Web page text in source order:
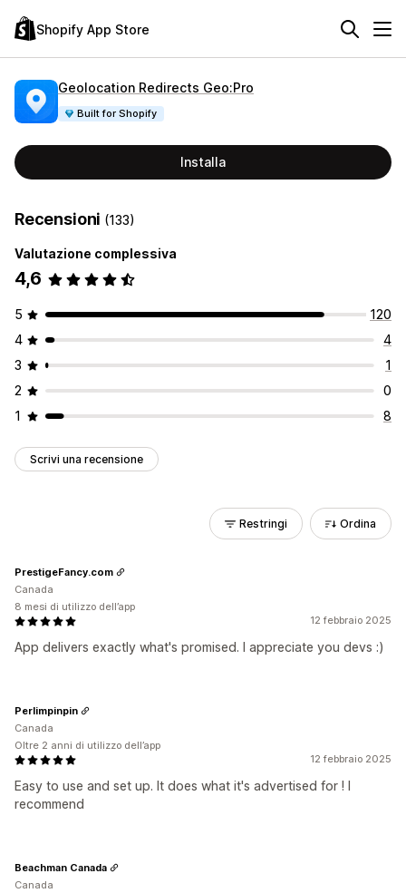
Shopify App Store
Geolocation Redirects Geo:Pro
Built for Shopify
Installa
Recensioni (133)
Valutazione complessiva
4,6
5
120
4
4
3
1
2
0
1
8
Scrivi una recensione
Restringi Ordina
12 febbraio 2025
App delivers exactly what's promised. I appreciate you devs :)
PrestigeFancy.com
Canada
8 mesi di utilizzo dell’app
12 febbraio 2025
Easy to use and set up. It does what it's advertised for ! I
recommend
Perlimpinpin
Canada
Oltre 2 anni di utilizzo dell’app
Beachman Canada
Canada